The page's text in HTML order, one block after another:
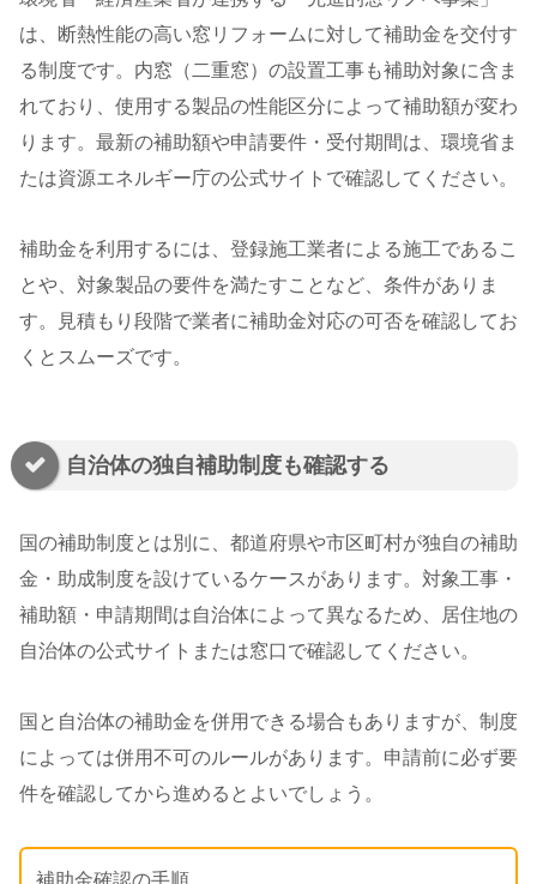
は、断熱性能の高い窓リフォームに対して補助金を交付す
る制度です。内窓（二重窓）の設置工事も補助対象に含ま
れており、使用する製品の性能区分によって補助額が変わ
ります。最新の補助額や申請要件・受付期間は、環境省ま
たは資源エネルギー庁の公式サイトで確認してください。
補助金を利用するには、登録施工業者による施工であるこ
とや、対象製品の要件を満たすことなど、条件がありま
す。見積もり段階で業者に補助金対応の可否を確認してお
くとスムーズです。
自治体の独自補助制度も確認する
国の補助制度とは別に、都道府県や市区町村が独自の補助
金・助成制度を設けているケースがあります。対象工事・
補助額・申請期間は自治体によって異なるため、居住地の
自治体の公式サイトまたは窓口で確認してください。
国と自治体の補助金を併用できる場合もありますが、制度
によっては併用不可のルールがあります。申請前に必ず要
件を確認してから進めるとよいでしょう。
補助金確認の手順